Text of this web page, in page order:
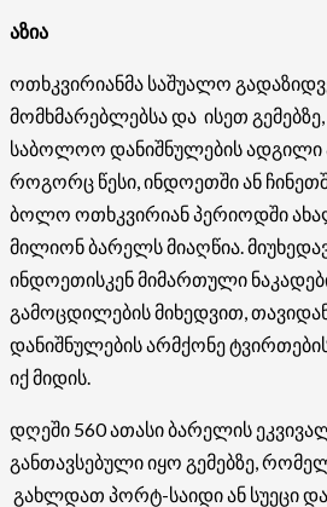
აზია
ოთხკვირიანმა საშუალო
მომხმარებლებსა და ისეთ
საბოლოო დანიშნულების ადგილი
როგორც წესი, ინდოეთში ან
ბოლო ოთხკვირიან პერიოდში ახალ
მილიონ ბარელს მიაღწია.
ინდოეთისკენ მიმართული
გამოცდილების მიხედვით,
დანიშნულების არმქონე
იქ მიდის.
დღეში 560 ათასი ბარელის
განთავსებული იყო გემებზე,
გახლდათ პორტ-საიდი ან სუეცი და